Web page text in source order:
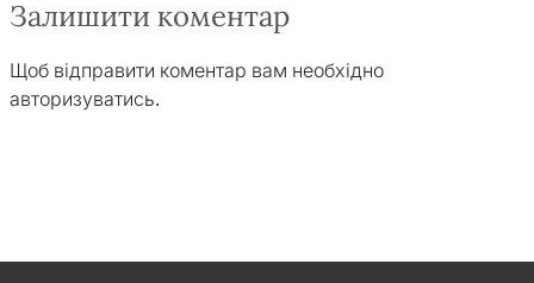
Залишити коментар
Щоб відправити коментар вам необхідно
авторизуватись.